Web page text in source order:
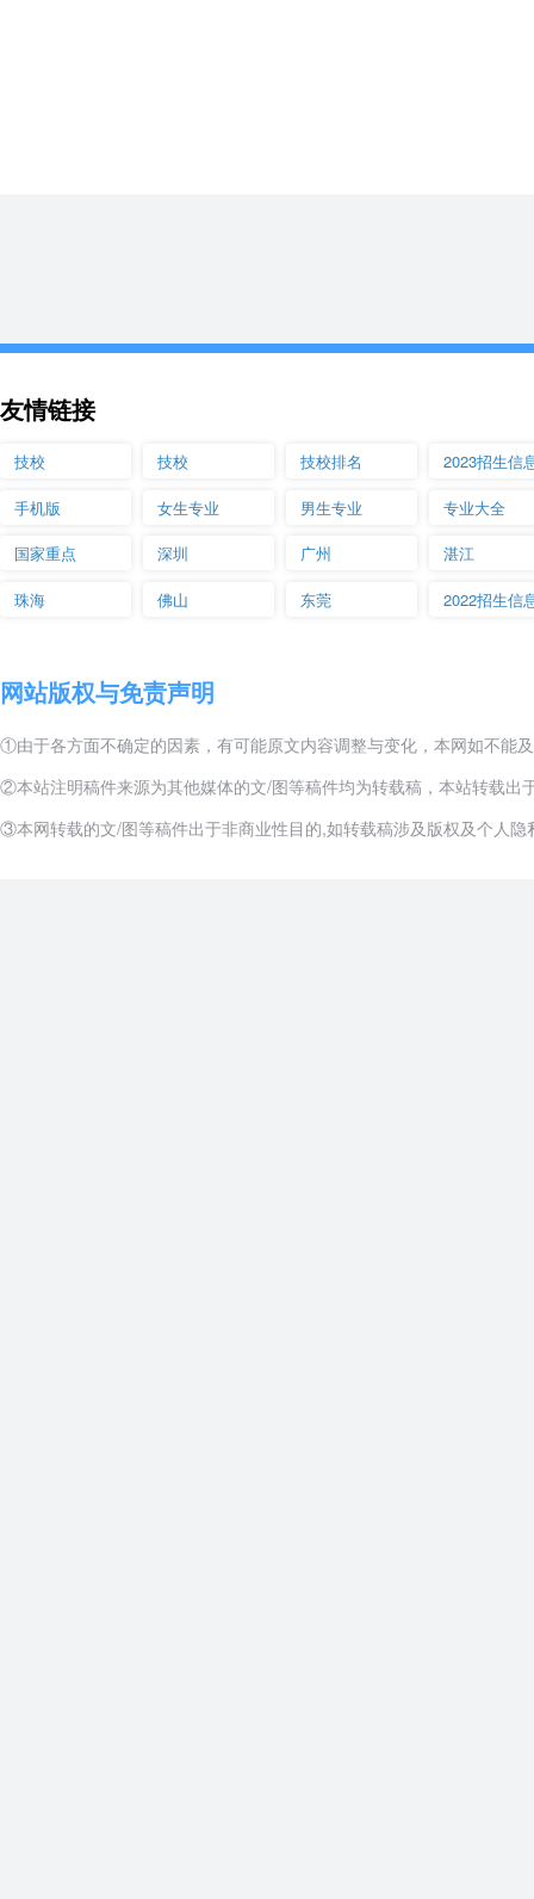
友情链接
技校 技校 技校排名 2023招生信
手机版 女生专业 男生专业 专业大全
国家重点 深圳 广州 湛江
珠海 佛山 东莞 2022招生信
网站版权与免责声明
①由于各方面不确定的因素，有可能原文内容调整与变化，本网如不能
②本站注明稿件来源为其他媒体的文/图等稿件均为转载稿，本站转载
③本网转载的文/图等稿件出于非商业性目的,如转载稿涉及版权及个人